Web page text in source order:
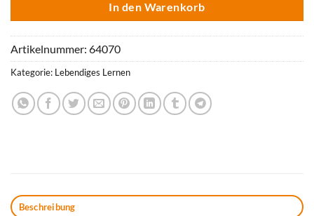
In den Warenkorb
Artikelnummer: 64070
Kategorie: Lebendiges Lernen
Beschreibung